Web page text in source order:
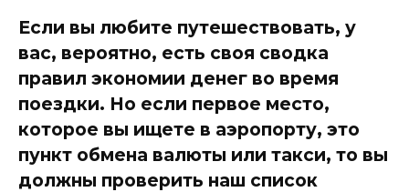
Если вы любите путешествовать, у
вас, вероятно, есть своя сводка
правил экономии денег во время
поездки. Но если первое место,
которое вы ищете в аэропорту, это
пункт обмена валюты или такси, то вы
должны проверить наш список